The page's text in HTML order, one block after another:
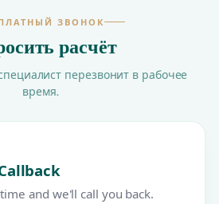
ЗВОНОК
расчёт
перезвонит в рабочее
время.
and we'll call you back.